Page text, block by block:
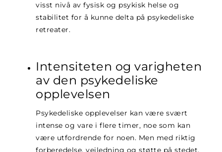
visst nivå av fysisk og psykisk helse og
stabilitet for å kunne delta på psykedeliske
retreater.
Intensiteten og varigheten
av den psykedeliske
opplevelsen
Psykedeliske opplevelser kan være svært
intense og vare i flere timer, noe som kan
være utfordrende for noen. Men med riktig
forberedelse, veiledning og støtte på stedet,